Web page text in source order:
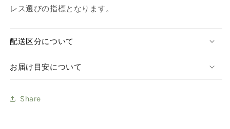
レス選びの指標となります。
配送区分について
お届け目安について
Share